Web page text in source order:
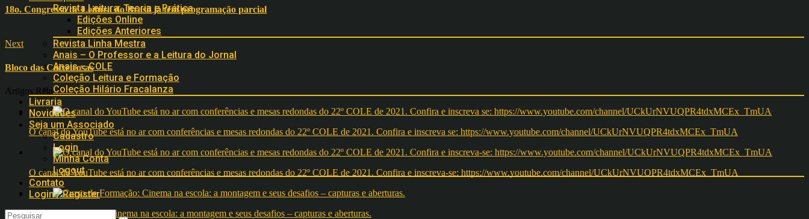
Revista Leitura: Teoria e Prática
Edições Online
Edições Anteriores
Revista Linha Mestra
Anais – O Professor e a Leitura do Jornal
Anais – COLE
Coleção Leitura e Formação
Coleção Hilário Fracalanza
Livraria
Novidades
Seja um Associado
Cadastro
Login
Minha Conta
Logout
Contato
Login / Register
18o. Congresso de Leitura do Brasil já tem programação parcial
Next
Bloco das Caixeirosas
Artigos Relacionados
O canal do YouTube está no ar com conferências e mesas redondas do 22º COLE de 2021. Confira e inscreva se: https://www.youtube.com/channel/UCkUrNVUQPR4tdxMCEx_TmUA
O canal do YouTube está no ar com conferências e mesas redondas do 22º COLE de 2021. Confira e inscreva-se: https://www.youtube.com/channel/UCkUrNVUQPR4tdxMCEx_TmUA
Curso de Formação: Cinema na escola: a montagem e seus desafios – capturas e aberturas.